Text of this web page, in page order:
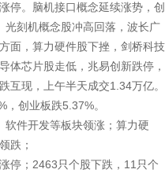
停。脑机接口概念延续涨势，创
光刻机概念股冲高回落，波长广
面，算力硬件股下挫，剑桥科技
体芯片股走低，兆易创新跌停，
互现，上午半天成交1.34万亿。
创业板跌5.37%。
软件开发等板块领涨；算力硬
跌；
停；2463只个股下跌，11只个